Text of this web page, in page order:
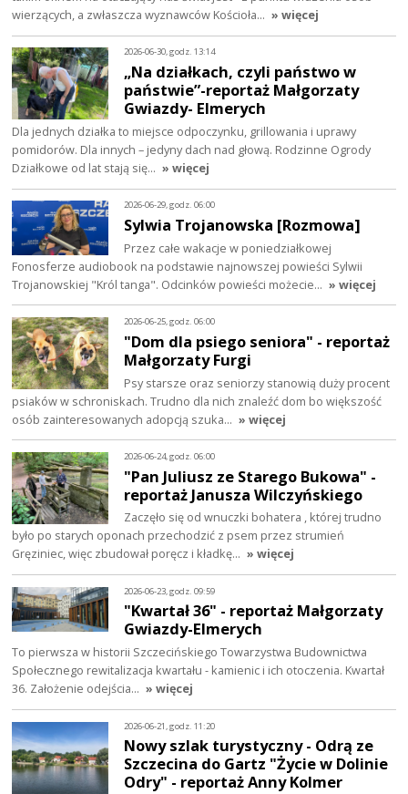
wierzących, a zwłaszcza wyznawców Kościoła… » więcej
2026-06-30, godz. 13:14
„Na działkach, czyli państwo w
państwie”-reportaż Małgorzaty
Gwiazdy- Elmerych
Dla jednych działka to miejsce odpoczynku, grillowania i uprawy
pomidorów. Dla innych – jedyny dach nad głową. Rodzinne Ogrody
Działkowe od lat stają się… » więcej
2026-06-29, godz. 06:00
Sylwia Trojanowska [Rozmowa]
Przez całe wakacje w poniedziałkowej
Fonosferze audiobook na podstawie najnowszej powieści Sylwii
Trojanowskiej "Król tanga". Odcinków powieści możecie… » więcej
2026-06-25, godz. 06:00
"Dom dla psiego seniora" - reportaż
Małgorzaty Furgi
Psy starsze oraz seniorzy stanowią duży procent
psiaków w schroniskach. Trudno dla nich znaleźć dom bo większość
osób zainteresowanych adopcją szuka… » więcej
2026-06-24, godz. 06:00
"Pan Juliusz ze Starego Bukowa" -
reportaż Janusza Wilczyńskiego
Zaczęło się od wnuczki bohatera , której trudno
było po starych oponach przechodzić z psem przez strumień
Gręziniec, więc zbudował poręcz i kładkę… » więcej
2026-06-23, godz. 09:59
"Kwartał 36" - reportaż Małgorzaty
Gwiazdy-Elmerych
To pierwsza w historii Szczecińskiego Towarzystwa Budownictwa
Społecznego rewitalizacja kwartału - kamienic i ich otoczenia. Kwartał
36. Założenie odejścia… » więcej
2026-06-21, godz. 11:20
Nowy szlak turystyczny - Odrą ze
Szczecina do Gartz "Życie w Dolinie
Odry" - reportaż Anny Kolmer